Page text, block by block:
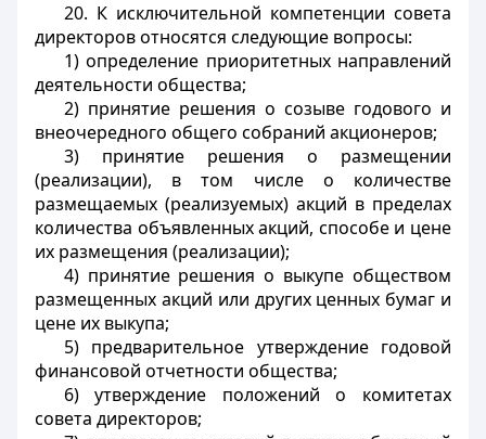
20. К исключительной компетенции совета
директоров относятся следующие вопросы:
1) определение приоритетных направлений
деятельности общества;
2) принятие решения о созыве годового и
внеочередного общего собраний акционеров;
3) принятие решения о размещении
(реализации), в том числе о количестве
размещаемых (реализуемых) акций в пределах
количества объявленных акций, способе и цене
их размещения (реализации);
4) принятие решения о выкупе обществом
размещенных акций или других ценных бумаг и
цене их выкупа;
5) предварительное утверждение годовой
финансовой отчетности общества;
6) утверждение положений о комитетах
совета директоров;